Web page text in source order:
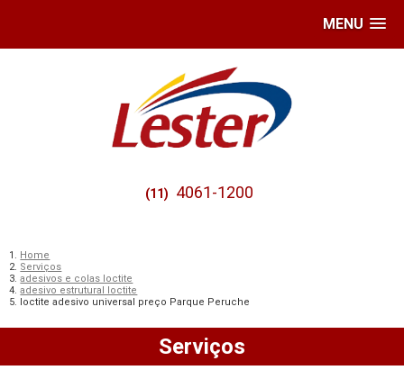
MENU
(11) 4061-1200
Home
Serviços
adesivos e colas loctite
adesivo estrutural loctite
loctite adesivo universal preço Parque Peruche
Serviços